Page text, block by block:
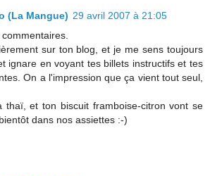
(La Mangue) 29 avril 2007 à 21:05
sur ton blog, et je me sens toujours
ignare en voyant tes billets instructifs et tes
On a l'impression que ça vient tout seul,
thaï, et ton biscuit framboise-citron vont se
dans nos assiettes :-)